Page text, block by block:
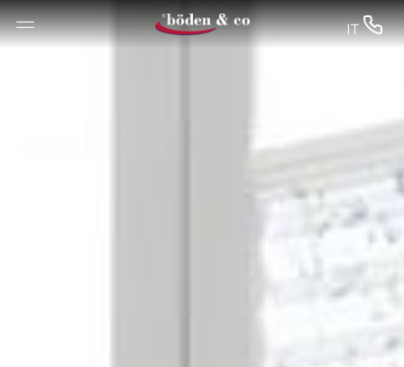
--
 IT